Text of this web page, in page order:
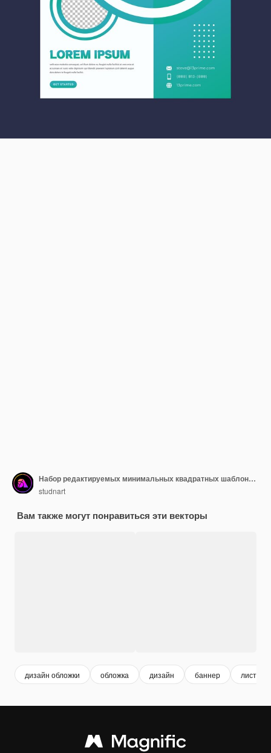
Набор редактируемых минимальных квадратных шаблонов баннеров Синий и зеленый цвет фона с полосой
studnart
Вам также могут понравиться эти векторы
дизайн обложки обложка дизайн баннер